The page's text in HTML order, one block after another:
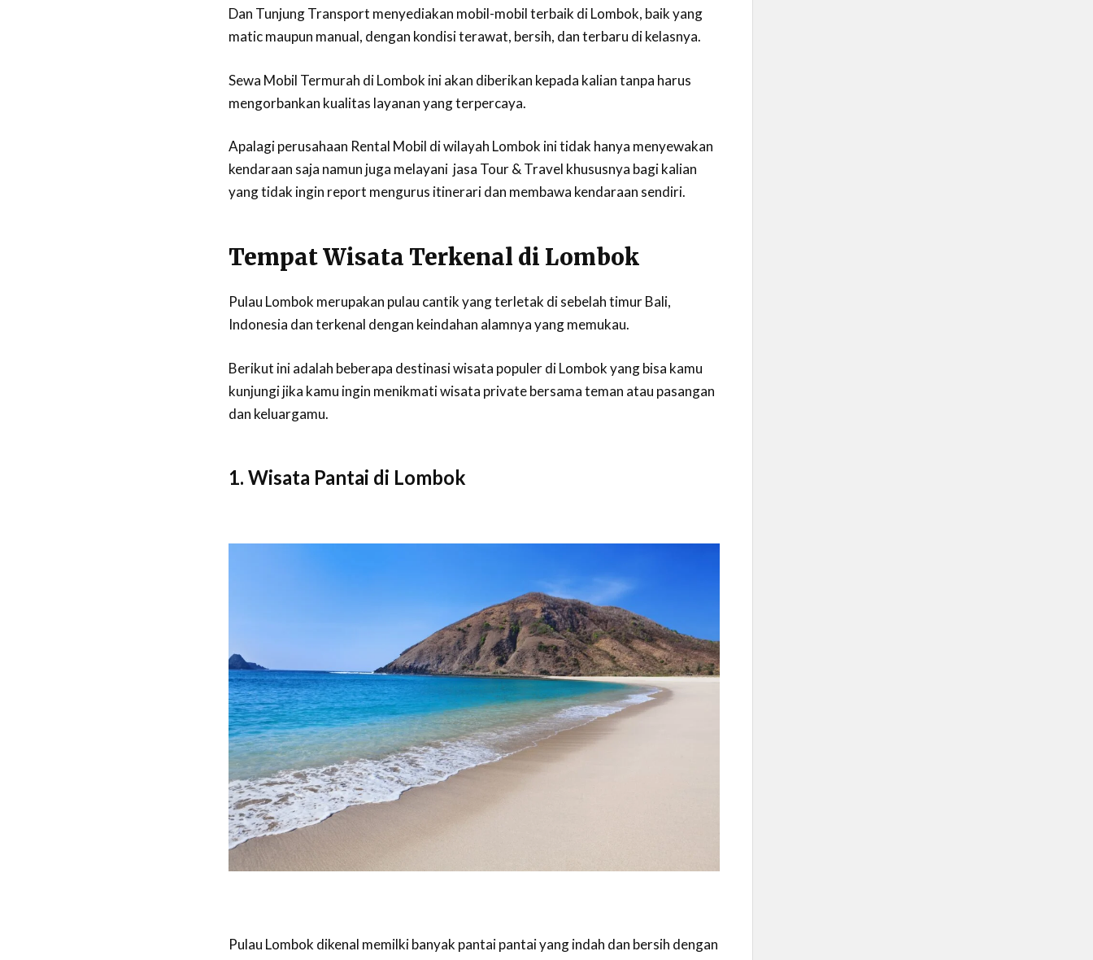
Dan Tunjung Transport menyediakan mobil-mobil terbaik di Lombok, baik yang
matic maupun manual, dengan kondisi terawat, bersih, dan terbaru di kelasnya.
Sewa Mobil Termurah di Lombok ini akan diberikan kepada kalian tanpa harus
mengorbankan kualitas layanan yang terpercaya.
Apalagi perusahaan Rental Mobil di wilayah Lombok ini tidak hanya menyewakan
kendaraan saja namun juga melayani jasa Tour & Travel khususnya bagi kalian
yang tidak ingin report mengurus itinerari dan membawa kendaraan sendiri.
Tempat Wisata Terkenal di Lombok
Pulau Lombok merupakan pulau cantik yang terletak di sebelah timur Bali,
Indonesia dan terkenal dengan keindahan alamnya yang memukau.
Berikut ini adalah beberapa destinasi wisata populer di Lombok yang bisa kamu
kunjungi jika kamu ingin menikmati wisata private bersama teman atau pasangan
dan keluargamu.
1. Wisata Pantai di Lombok
Pulau Lombok dikenal memilki banyak pantai pantai yang indah dan bersih dengan